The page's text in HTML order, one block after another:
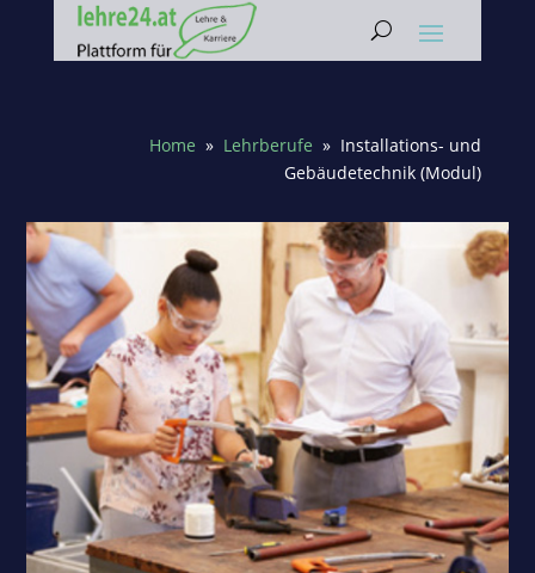
Home » Lehrberufe » Installations- und
Gebäudetechnik (Modul)